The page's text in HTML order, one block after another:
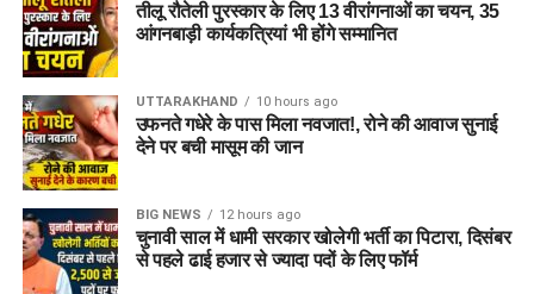
तीलू रौतेली पुरस्कार के लिए 13 वीरांगनाओं का चयन, 35
आंगनबाड़ी कार्यकत्रियां भी होंगे सम्मानित
UTTARAKHAND 10 hours ago
उफनते गधेरे के पास मिला नवजात!, रोने की आवाज सुनाई
देने पर बची मासूम की जान
BIG NEWS 12 hours ago
चुनावी साल में धामी सरकार खोलेगी भर्ती का पिटारा, दिसंबर
से पहले ढाई हजार से ज्यादा पदों के लिए फॉर्म